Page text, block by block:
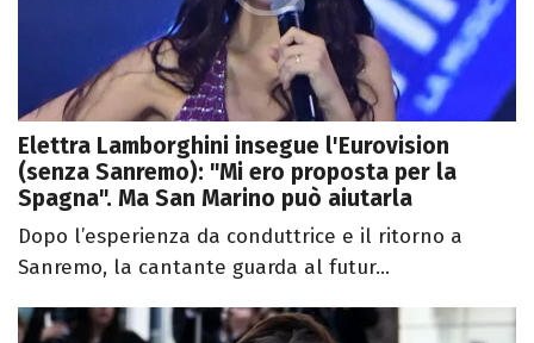
Elettra Lamborghini insegue l'Eurovision
(senza Sanremo): "Mi ero proposta per la
Spagna". Ma San Marino può aiutarla
Dopo l’esperienza da conduttrice e il ritorno a
Sanremo, la cantante guarda al futur...